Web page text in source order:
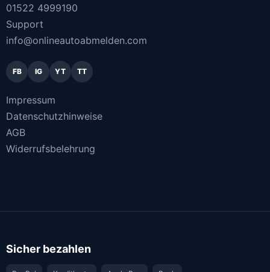
01522 4999190
Support
info@onlineautoabmelden.com
FB IG YT TT
Impressum
Datenschutzhinweise
AGB
Widerrufsbelehrung
Sicher bezahlen